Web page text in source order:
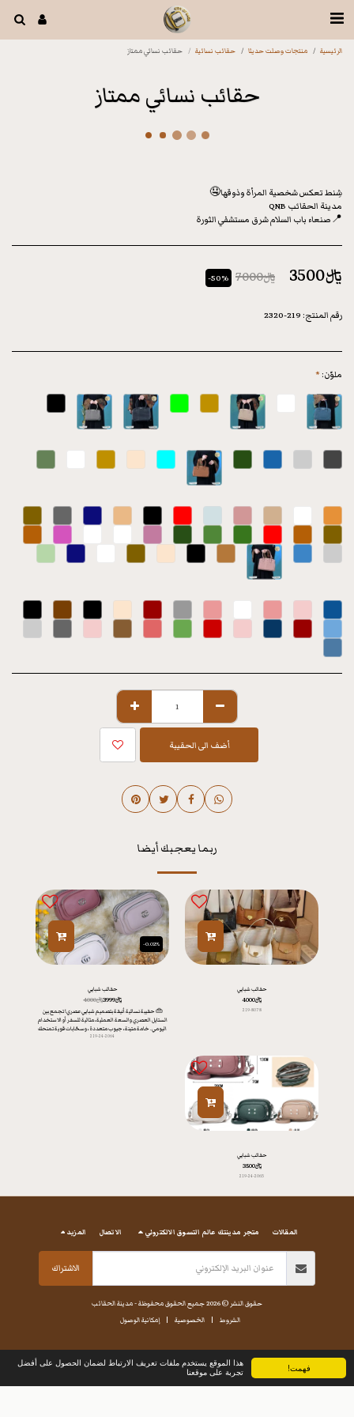
فهمت!
هذا الموقع يستخدم ملفات تعريف الارتباط لضمان الحصول على أفضل
تجربة على موقعنا
الرئيسية منتجات وصلت حديثا حقائب نسائية حقائب نسائي ممتاز
حقائب نسائي ممتاز
📍صنعاء باب السلام شرق مستشفي الثورة
3500﷼ 7000﷼ -50%
رقم المنتج:219-2320
ملوّن:*
أضف الى الحقيبة
ربما يعجبك أيضا
حقائب شبابي
4000﷼
219-8078
-0.02%
حقائب شبابي
4000﷼3999﷼
👜 حقيبة نسائية أنيقة بتصميم شبابي عصري! تجمع بين
الستايل العصري والسعة العملية، مثالية للسفر أو الاستخدام
اليومي. خامة متينة، جيوب متعددة، وسحّابات قوية تمنحك
تنظيمًا وأناقة في كل مشوار. اختاري حقيبتك التي تعكس219-24-2064
حقائب شبابي
3500﷼
219-24-2065
المقالات متجر مدينتك عالم التسوق الالكتروني الاتصال المزيد
الاشتراك
حقوق النشر © 2026 جميع الحقوق محفوظة -
مدينة الحقائب
الشروط | الخصوصية |إمكانية الوصول